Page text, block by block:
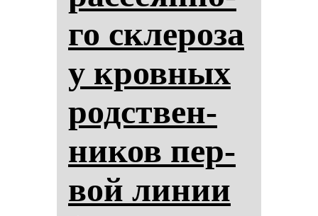
го скле­ро­за
у кров­ных
родствен­
ни­ков пер­
вой ли­нии